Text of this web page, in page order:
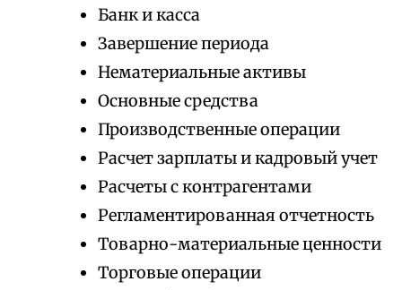
Банк и касса
Завершение периода
Нематериальные активы
Основные средства
Производственные операции
Расчет зарплаты и кадровый учет
Расчеты с контрагентами
Регламентированная отчетность
Товарно-материальные ценности
Торговые операции